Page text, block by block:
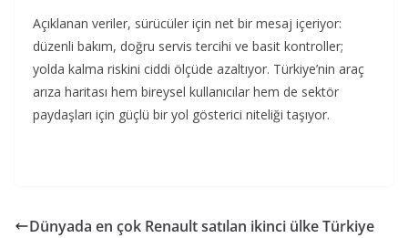
Açıklanan veriler, sürücüler için net bir mesaj içeriyor:
düzenli bakım, doğru servis tercihi ve basit kontroller;
yolda kalma riskini ciddi ölçüde azaltıyor. Türkiye’nin araç
arıza haritası hem bireysel kullanıcılar hem de sektör
paydaşları için güçlü bir yol gösterici niteliği taşıyor.
Dünyada en çok Renault satılan ikinci ülke Türkiye